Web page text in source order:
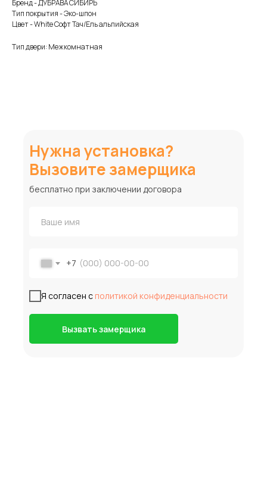
Бренд - ДУБРАВА СИБИРЬ
Тип покрытия - Эко-шпон
Цвет - White Софт Тач/Ель альпийская
Тип двери: Межкомнатная
Нужна установка?
Вызовите замерщика
+7
Я согласен с политикой конфиденциальности
Вызвать замерщика
бесплатно при заключении договора